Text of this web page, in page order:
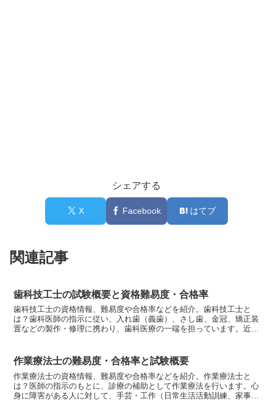
シェアする
X Facebook はてブ
関連記事
歯科技工士の試験概要と資格難易度・合格率
歯科技工士の資格情報、難易度や合格率などを紹介。歯科技工士と
は？歯科医師の指示に従い、入れ歯（義歯）、さし歯、金冠、矯正装
置などの製作・修理に携わり、歯科医療の一端を担っています。近代
作業療法士の難易度・合格率と試験概要
作業療法士の資格情報、難易度や合格率などを紹介。作業療法士と
は？医師の指示のもとに、診療の補助として作業療法を行います。心
身に障害がある人に対して、手芸・工作（日常生活活動訓練、家事・